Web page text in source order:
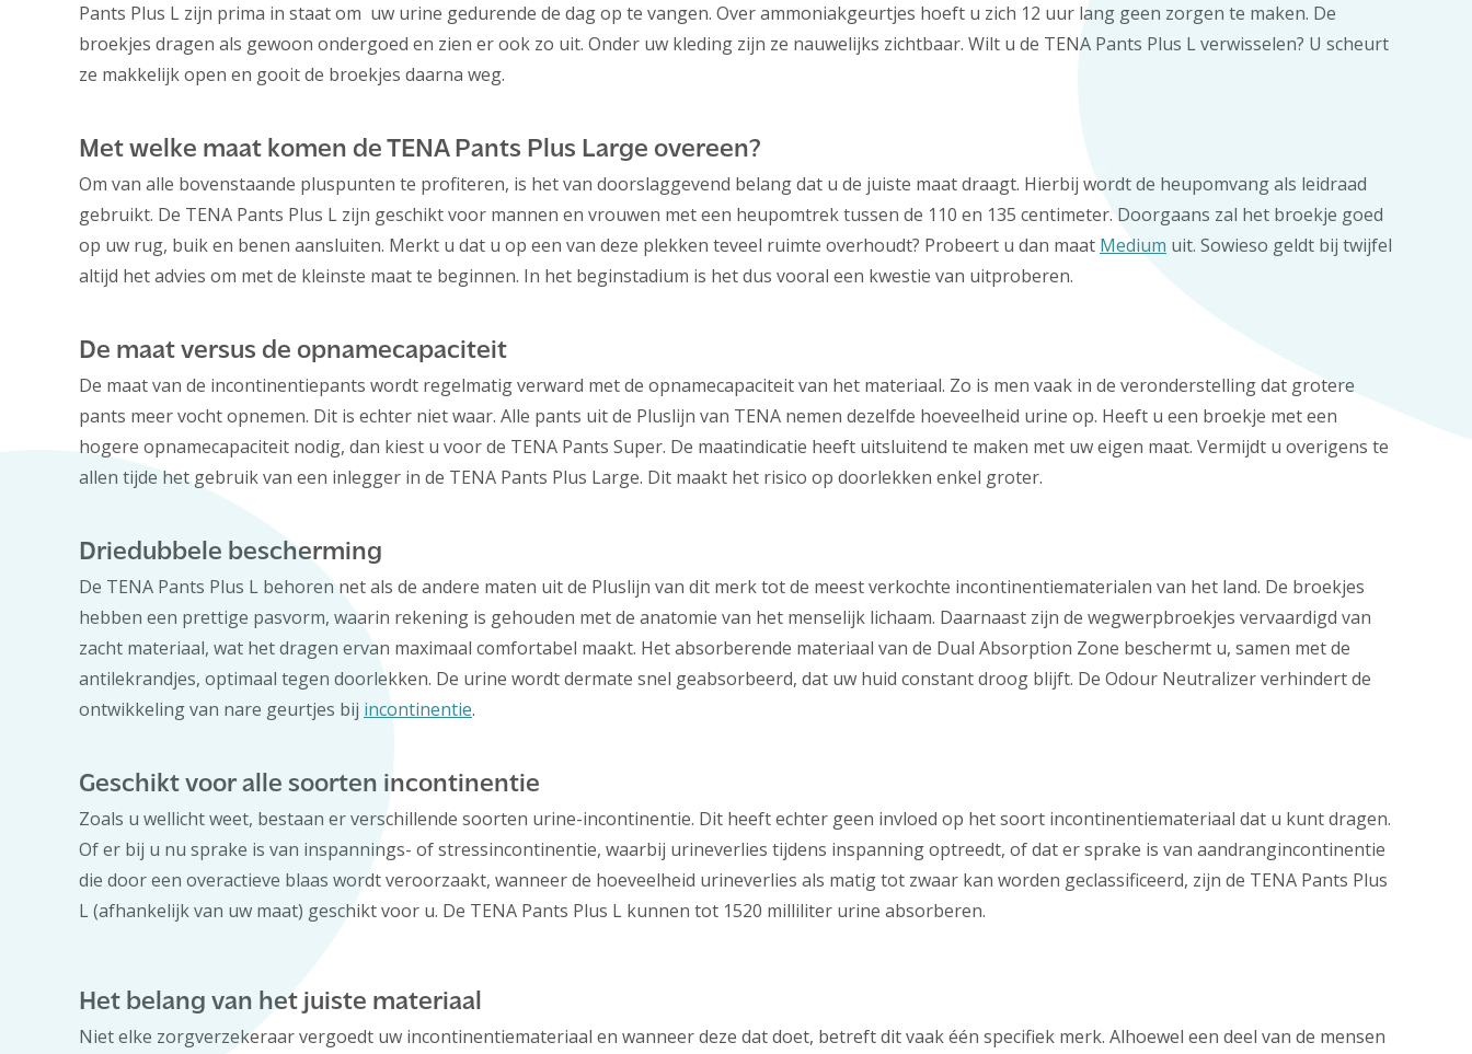
Pants Plus L zijn prima in staat om uw urine gedurende de dag op te vangen. Over ammoniakgeurtjes hoeft u zich 12 uur lang geen zorgen te maken. De
broekjes dragen als gewoon ondergoed en zien er ook zo uit. Onder uw kleding zijn ze nauwelijks zichtbaar. Wilt u de TENA Pants Plus L verwisselen? U scheurt
ze makkelijk open en gooit de broekjes daarna weg.
Met welke maat komen de TENA Pants Plus Large overeen?
Om van alle bovenstaande pluspunten te profiteren, is het van doorslaggevend belang dat u de juiste maat draagt. Hierbij wordt de heupomvang als leidraad
gebruikt. De TENA Pants Plus L zijn geschikt voor mannen en vrouwen met een heupomtrek tussen de 110 en 135 centimeter. Doorgaans zal het broekje goed
op uw rug, buik en benen aansluiten. Merkt u dat u op een van deze plekken teveel ruimte overhoudt? Probeert u dan maat Medium uit. Sowieso geldt bij twijfel
altijd het advies om met de kleinste maat te beginnen. In het beginstadium is het dus vooral een kwestie van uitproberen.
De maat versus de opnamecapaciteit
De maat van de incontinentiepants wordt regelmatig verward met de opnamecapaciteit van het materiaal. Zo is men vaak in de veronderstelling dat grotere
pants meer vocht opnemen. Dit is echter niet waar. Alle pants uit de Pluslijn van TENA nemen dezelfde hoeveelheid urine op. Heeft u een broekje met een
hogere opnamecapaciteit nodig, dan kiest u voor de TENA Pants Super. De maatindicatie heeft uitsluitend te maken met uw eigen maat. Vermijdt u overigens te
allen tijde het gebruik van een inlegger in de TENA Pants Plus Large. Dit maakt het risico op doorlekken enkel groter.
Driedubbele bescherming
De TENA Pants Plus L behoren net als de andere maten uit de Pluslijn van dit merk tot de meest verkochte incontinentiematerialen van het land. De broekjes
hebben een prettige pasvorm, waarin rekening is gehouden met de anatomie van het menselijk lichaam. Daarnaast zijn de wegwerpbroekjes vervaardigd van
zacht materiaal, wat het dragen ervan maximaal comfortabel maakt. Het absorberende materiaal van de Dual Absorption Zone beschermt u, samen met de
antilekrandjes, optimaal tegen doorlekken. De urine wordt dermate snel geabsorbeerd, dat uw huid constant droog blijft. De Odour Neutralizer verhindert de
ontwikkeling van nare geurtjes bij incontinentie.
Geschikt voor alle soorten incontinentie
Zoals u wellicht weet, bestaan er verschillende soorten urine-incontinentie. Dit heeft echter geen invloed op het soort incontinentiemateriaal dat u kunt dragen.
Of er bij u nu sprake is van inspannings- of stressincontinentie, waarbij urineverlies tijdens inspanning optreedt, of dat er sprake is van aandrangincontinentie
die door een overactieve blaas wordt veroorzaakt, wanneer de hoeveelheid urineverlies als matig tot zwaar kan worden geclassificeerd, zijn de TENA Pants Plus
L (afhankelijk van uw maat) geschikt voor u. De TENA Pants Plus L kunnen tot 1520 milliliter urine absorberen.
Het belang van het juiste materiaal
Niet elke zorgverzekeraar vergoedt uw incontinentiemateriaal en wanneer deze dat doet, betreft dit vaak één specifiek merk. Alhoewel een deel van de mensen